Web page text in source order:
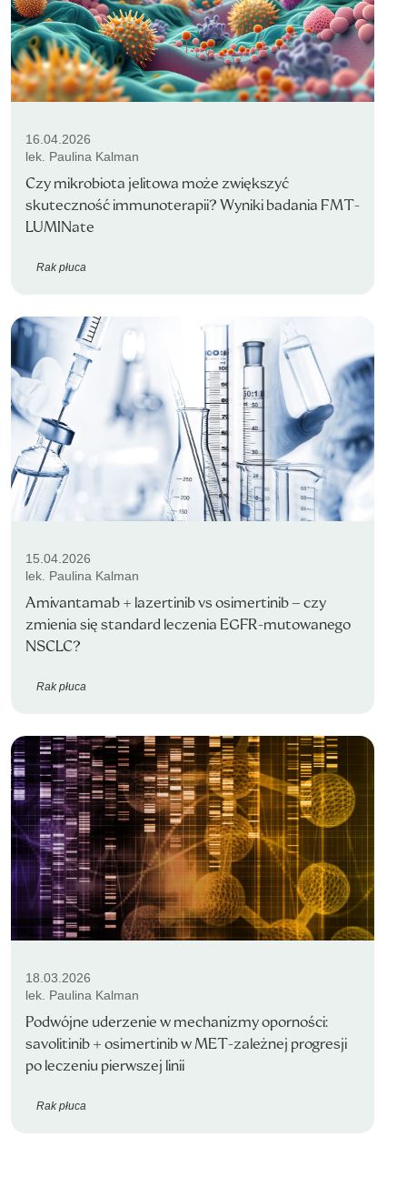
16.04.2026
lek. Paulina Kalman
Czy mikrobiota jelitowa może zwiększyć
skuteczność immunoterapii? Wyniki badania FMT-
LUMINate
Rak płuca
15.04.2026
lek. Paulina Kalman
Amivantamab + lazertinib vs osimertinib – czy
zmienia się standard leczenia EGFR-mutowanego
NSCLC?
Rak płuca
18.03.2026
lek. Paulina Kalman
Podwójne uderzenie w mechanizmy oporności:
savolitinib + osimertinib w MET-zależnej progresji
po leczeniu pierwszej linii
Rak płuca